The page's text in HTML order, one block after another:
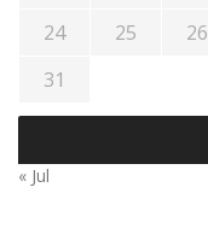
24
25 26
31
« Jul